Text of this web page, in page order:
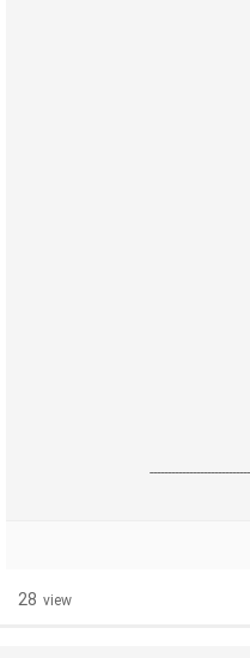
28 view